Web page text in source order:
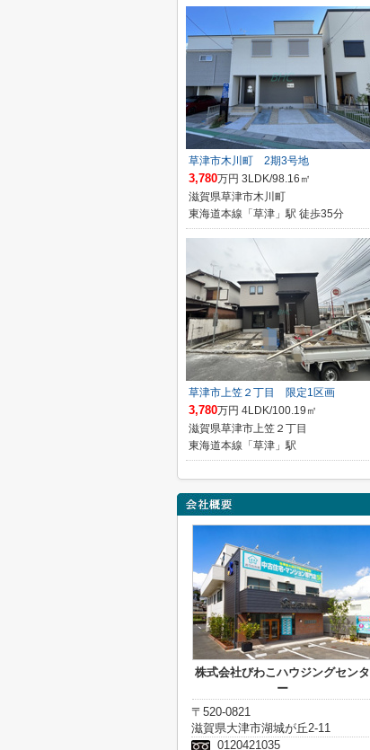
草津市木川町 2期3号地
3,780万円 3LDK/98.16㎡
滋賀県草津市木川町
東海道本線「草津」駅 徒歩35分
草津市上笠２丁目 限定1区画
3,780万円 4LDK/100.19㎡
滋賀県草津市上笠２丁目
東海道本線「草津」駅
株式会社びわこハウジングセンタ
ー
〒520-0821
滋賀県大津市湖城が丘2-11
0120421035